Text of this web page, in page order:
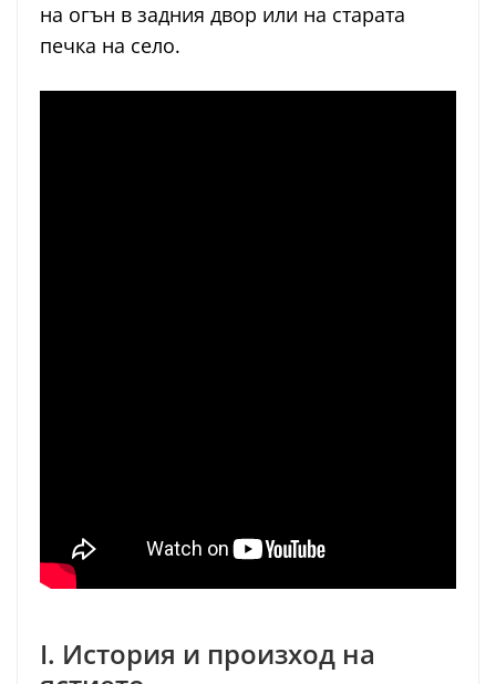
на огън в задния двор или на старата
печка на село.
I. История и произход на